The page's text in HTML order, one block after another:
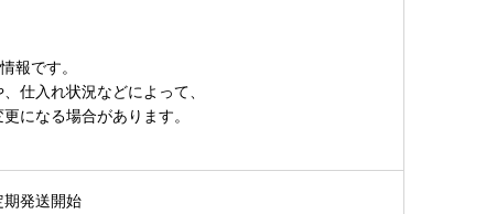
報です。
仕入れ状況などによって、
になる場合があります。
期発送開始